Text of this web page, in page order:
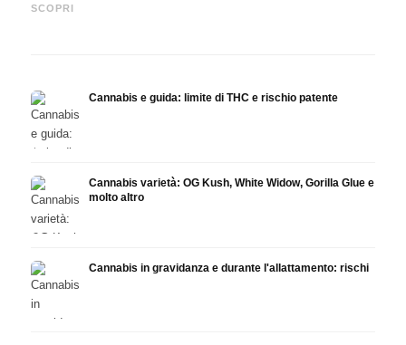
SCOPRI
automedicazione e ciò che
Cannabis e guida: limite di THC e rischio patente
Cannabis varietà: OG Kush, White Widow, Gorilla Glue e
molto altro
Cannabis in gravidanza e durante l'allattamento: rischi